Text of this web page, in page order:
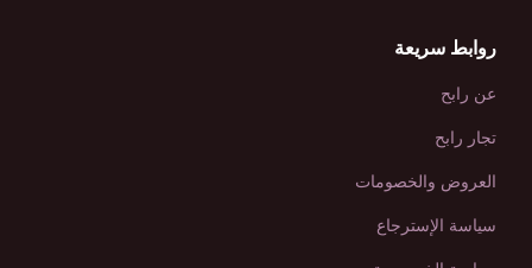
روابط سريعة
عن رابح
تجار رابح
العروض والخصومات
سياسة الإسترجاع